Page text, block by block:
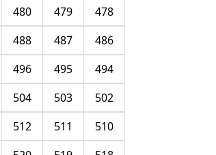
478
479
480
486
487
488
494
495
496
502
503
504
510
511
512